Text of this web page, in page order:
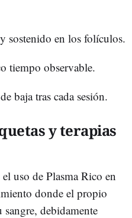
sostenido en los folículos.
tiempo observable.
baja tras cada sesión.
y terapias
uso de Plasma Rico en
donde el propio
sangre, debidamente